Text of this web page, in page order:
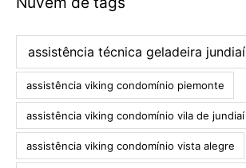
assistência técnica geladeira jundiaí
assistência viking condomínio piemonte
assistência viking condomínio vila de jundiaí
assistência viking condomínio vista alegre